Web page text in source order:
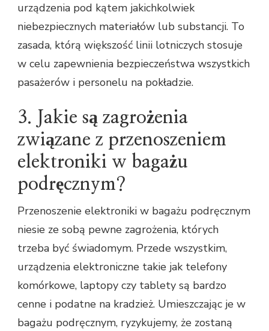
urządzenia pod kątem jakichkolwiek
niebezpiecznych materiałów lub substancji. To
zasada, którą większość linii lotniczych stosuje
w celu zapewnienia bezpieczeństwa wszystkich
pasażerów i personelu na pokładzie.
3. Jakie są zagrożenia
związane z przenoszeniem
elektroniki w bagażu
podręcznym?
Przenoszenie elektroniki w bagażu podręcznym
niesie ze sobą pewne zagrożenia, których
trzeba być świadomym. Przede wszystkim,
urządzenia elektroniczne takie jak telefony
komórkowe, laptopy czy tablety są bardzo
cenne i podatne na kradzież. Umieszczając je w
bagażu podręcznym, ryzykujemy, że zostaną